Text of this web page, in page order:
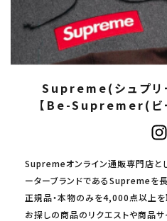
Supreme(シュプリ
【Be-Supremer(ビ
Supremeオンライン通販専門店と
ーターブランドであるSupremeを
正規品・本物のみを4,000点以上を
お探しの商品のリクエストや商品サ